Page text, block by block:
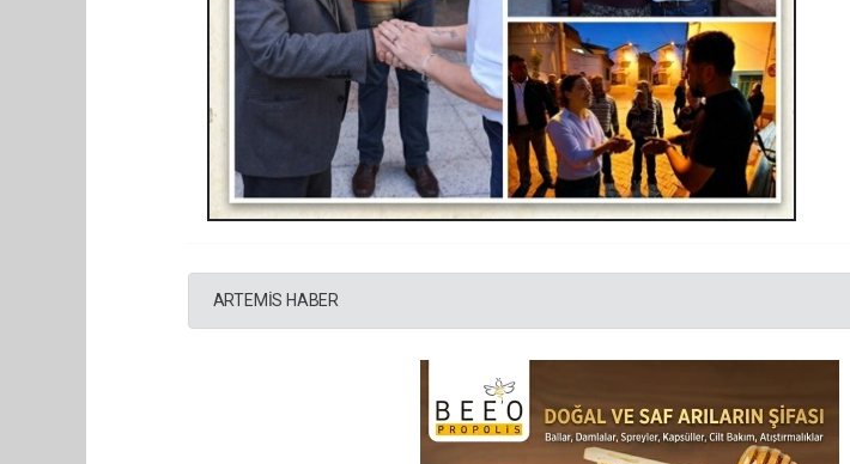
ARTEMİS HABER